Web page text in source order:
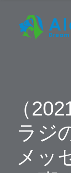
（
ラジ
メッ